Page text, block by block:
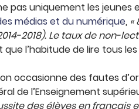
pas uniquement les jeunes
médias et du numérique, «
2018). Le taux de non-
l’habitude de lire tous
occasionne des fautes
de l’Enseignement
des élèves en français